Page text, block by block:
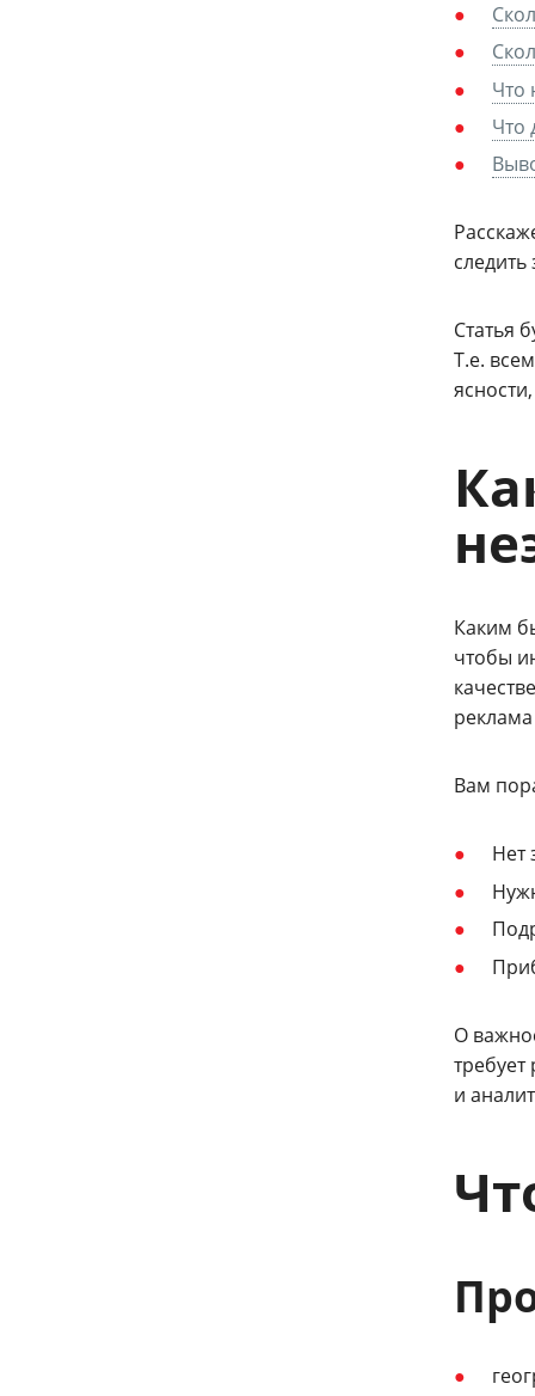
Что
Что
Статья
Т.е.
Каким
чтобы
Вам
Нет
О
и